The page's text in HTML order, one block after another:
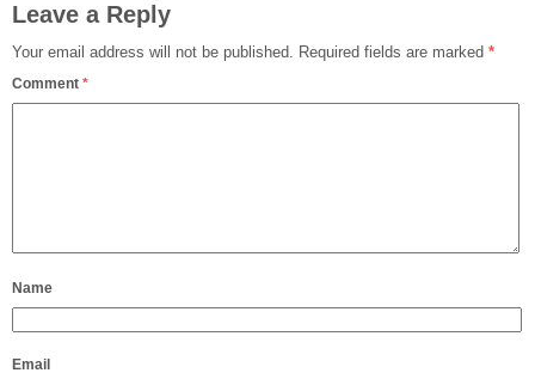
Leave a Reply
Your email address will not be published. Required fields are marked *
Comment *
Name
Email